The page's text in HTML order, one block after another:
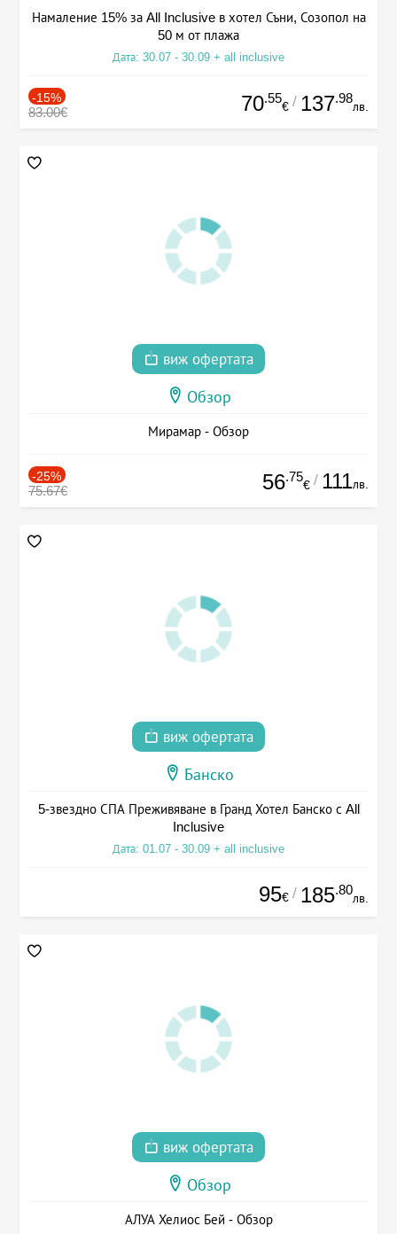
Намаление 15% за All Inclusive в хотел Съни, Созопол на
50 м от плажа
Дата: 30.07 - 30.09 + all inclusive
-15%
83.00€ 70.55
€ / 137.98
лв.
виж офертата
Обзор
Мирамар - Обзор
-25%
75.67€ 56.75
€ / 111лв.
виж офертата
Банско
5-звездно СПА Преживяване в Гранд Хотел Банско с All
Inclusive
Дата: 01.07 - 30.09 + all inclusive
95€ / 185.80
лв.
виж офертата
Обзор
АЛУА Хелиос Бей - Обзор